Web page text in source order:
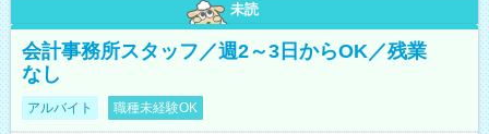
未読
会計事務所スタッフ／週2～3日からOK／残業
なし
アルバイト 職種未経験OK